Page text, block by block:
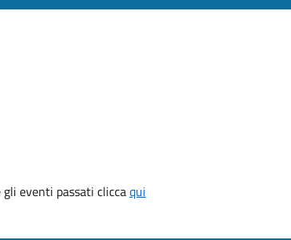
eventi passati cliccaqui